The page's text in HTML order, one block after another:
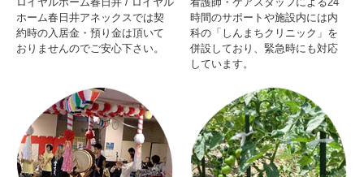
ホーム春日井アネックスでは契
約時の入居金・預り金は頂いて
おりませんのでご安心下さい。
時間のサポートや施設内には内
科の「しんまちクリニック」を
併設しており、緊急時にも対応
しています。